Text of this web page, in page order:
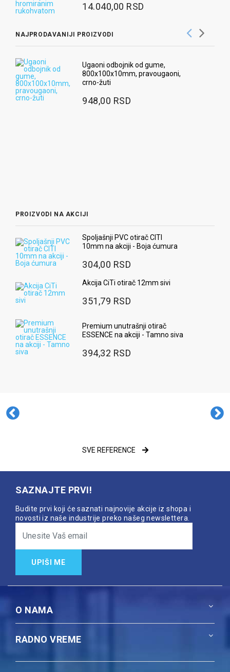
14.040,00 RSD
NAJPRODAVANIJI PROIZVODI
Ugaoni odbojnik od gume,
800x100x10mm, pravougaoni,
crno-žuti
948,00 RSD
PROIZVODI NA AKCIJI
Spoljašnji PVC otirač CITI
10mm na akciji - Boja ćumura
304,00 RSD
Akcija CiTi otirač 12mm sivi
351,79 RSD
Premium unutrašnji otirač
ESSENCE na akciji - Tamno siva
394,32 RSD
SVE REFERENCE
SAZNAJTE PRVI!
Budite prvi koji će saznati najnovije akcije iz shopa i
novosti iz naše industrije preko našeg newslettera.
UPIŠI ME
O NAMA
RADNO VREME